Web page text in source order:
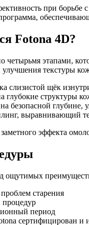
при
Fotona 4D?
четырьмя этапами,
текстуры
слизистой щёк
глубокие структуры
безопасной глубине,
выравнивающий
эффекта
ощутимых
старения
процедур
период
сертифицирован и